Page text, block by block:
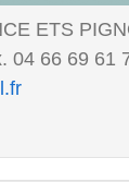
ETS
04 66 69 61